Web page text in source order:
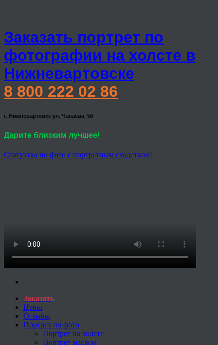
Заказать портрет по
фотографии на холсте в
Нижневартовске
8 800 222 02 86
г. Нижневартовск ул. Чапаева, 5б
Дарите близким лучшее!
Статуэтка по фото с портретным сходством!
Заказать
Цены
Отзывы
Портрет по фото
Портрет на холсте
Портрет маслом